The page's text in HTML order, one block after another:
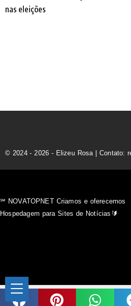
© 2024 - 2026 - Elizeu Rosa | Contato:
℠ NOVATOPNET Criamos e oferecemos
Hospedagem para Sites de Notícias🔰